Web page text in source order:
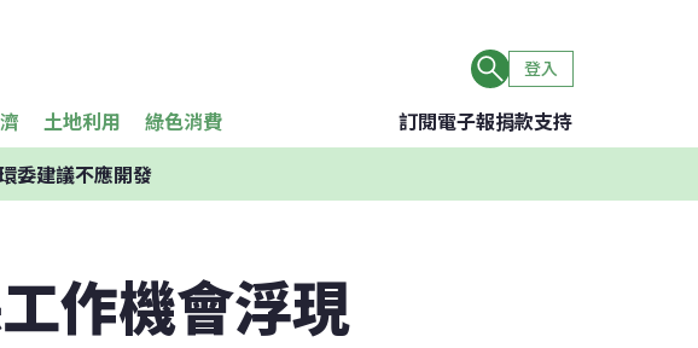
登入
土地利用 綠色消費 訂閱電子報捐款支持
委建議不應開發
作機會浮現